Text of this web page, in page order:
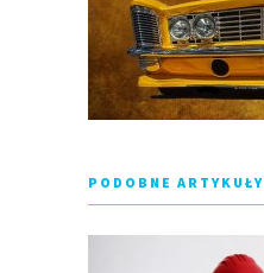
PODOBNE ARTYKUŁY